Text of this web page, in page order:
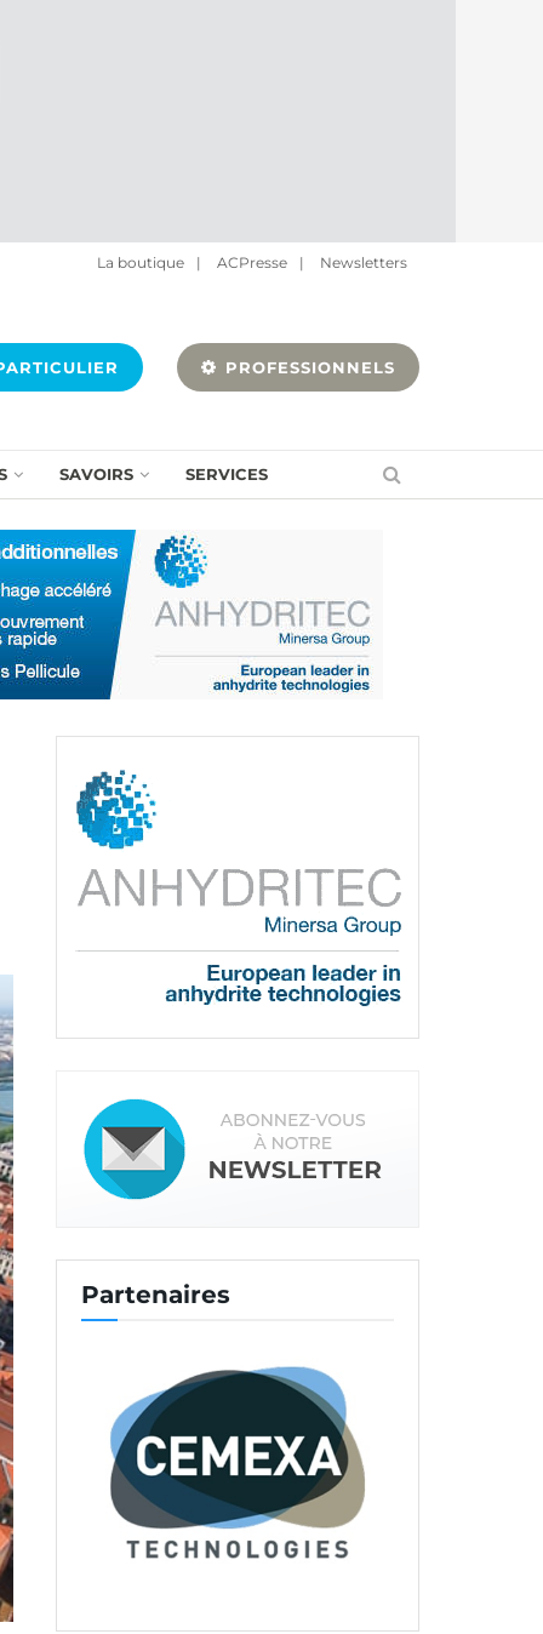
La boutique | ACPresse | Newsletters
PROFESSIONNELS
SAVOIRS SERVICES
Partenaires